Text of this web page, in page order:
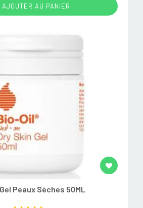
AJOUTER AU PANIER
Peaux Sèches 50ML